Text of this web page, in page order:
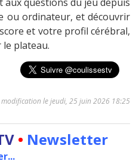
ou ordinateur, et découvrir
et votre profil cérébral,
plateau.
le jeudi, 25 juin 2026 18:25
• Newsletter